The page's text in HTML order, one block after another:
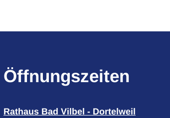
Öffnungszeiten
Rathaus Bad Vilbel - Dortelweil